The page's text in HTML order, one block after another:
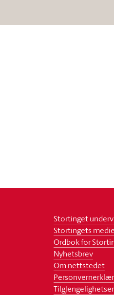
Stortinget
Stortingets
Ordbok for
Nyhetsbrev
Om nettstedet